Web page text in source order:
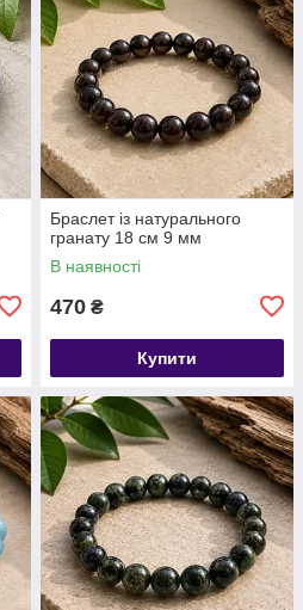
Браслет із натурального
гранату 18 см 9 мм
В наявності
470 ₴
Купити